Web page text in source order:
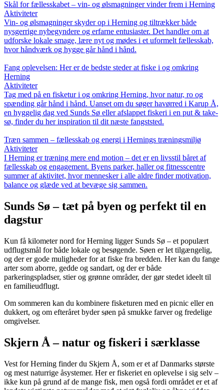
Skål for fællesskabet – vin- og ølsmagninger vinder frem i Herning
Aktiviteter
Vin- og ølsmagninger skyder op i Herning og tiltrækker både
nysgerrige nybegyndere og erfarne entusiaster. Det handler om at
udforske lokale smage, lære nyt og mødes i et uformelt fællesskab,
hvor håndværk og hygge går hånd i hånd.
Fang oplevelsen: Her er de bedste steder at fiske i og omkring
Herning
Aktiviteter
Tag med på en fisketur i og omkring Herning, hvor natur, ro og
spænding går hånd i hånd. Uanset om du søger havørred i Karup Å,
en hyggelig dag ved Sunds Sø eller afslappet fiskeri i en put & take-
sø, finder du her inspiration til dit næste fangststed.
Træn sammen – fællesskab og energi i Hernings træningsmiljø
Aktiviteter
I Herning er træning mere end motion – det er en livsstil båret af
fællesskab og engagement. Byens parker, haller og fitnesscentre
summer af aktivitet, hvor mennesker i alle aldre finder motivation,
balance og glæde ved at bevæge sig sammen.
Sunds Sø – tæt på byen og perfekt til en
dagstur
Kun få kilometer nord for Herning ligger Sunds Sø – et populært
udflugtsmål for både lokale og besøgende. Søen er let tilgængelig,
og der er gode muligheder for at fiske fra bredden. Her kan du fange
arter som aborre, gedde og sandart, og der er både
parkeringspladser, stier og grønne områder, der gør stedet ideelt til
en familieudflugt.
Om sommeren kan du kombinere fisketuren med en picnic eller en
dukkert, og om efteråret byder søen på smukke farver og fredelige
omgivelser.
Skjern Å – natur og fiskeri i særklasse
Vest for Herning finder du Skjern Å, som er et af Danmarks største
og mest naturrige åsystemer. Her er fiskeriet en oplevelse i sig selv –
ikke kun på grund af de mange fisk, men også fordi området er et af